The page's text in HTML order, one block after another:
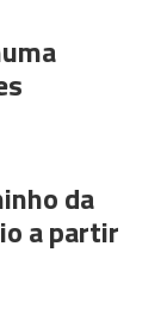
da
a partir